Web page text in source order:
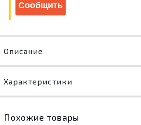
Сообщить
Описание
Характеристики
Похожие товары